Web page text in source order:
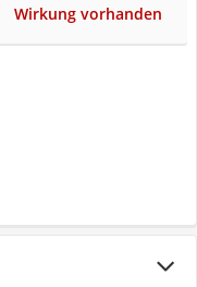
Wirkung vorhanden